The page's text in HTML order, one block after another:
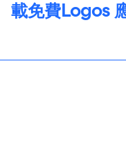
載免費Logos